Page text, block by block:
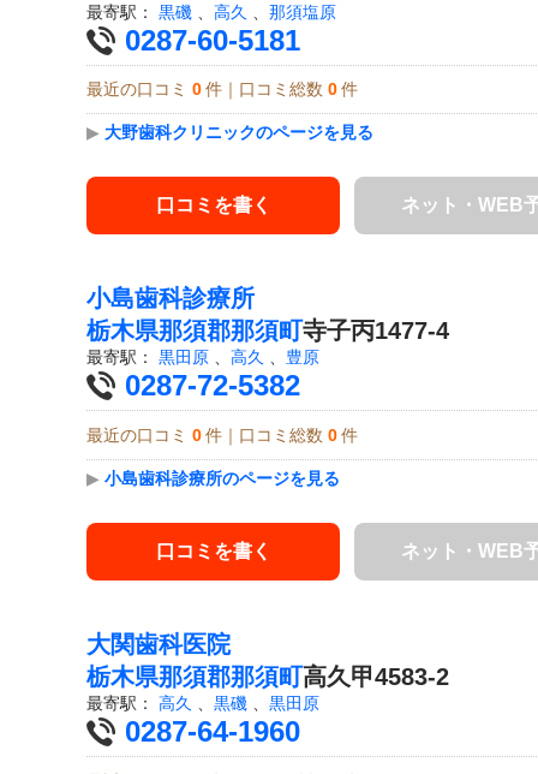
最寄駅： 黒磯 高久 那須塩原
0287-60-5181
最近の口コミ 0 件｜口コミ総数 0 件
▶ 大野歯科クリニックのページを見る
口コミを書く ネット・WEB
小島歯科診療所
栃木県那須郡那須町寺子丙1477-4
最寄駅： 黒田原 、 高久 、 豊原
0287-72-5382
最近の口コミ 0 件｜口コミ総数 0 件
▶ 小島歯科診療所のページを見る
口コミを書く ネット・WEB
大関歯科医院
栃木県那須郡那須町高久甲4583-2
最寄駅： 高久 、 黒磯 、 黒田原
0287-64-1960